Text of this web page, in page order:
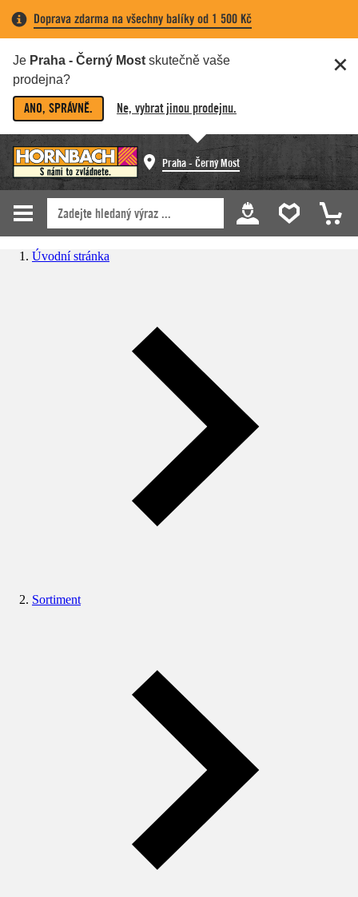
Doprava zdarma na všechny balíky od 1 500 Kč
Je Praha - Černý Most skutečně vaše
prodejna?
ANO, SPRÁVNĚ. Ne, vybrat jinou prodejnu.
Praha - Černý Most
Úvodní stránka
Sortiment